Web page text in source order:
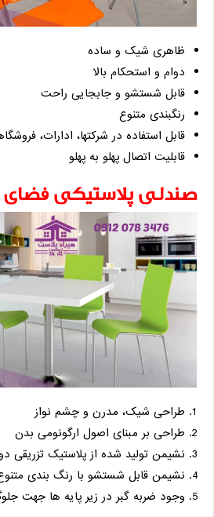
ظاهری شیک و ساده
دوام و استحکام بالا
قابل شستشو و جابجایی راحت
رنگبندی متنوع
قابل استفاده در شرکتها، ادارات،
قابلیت اتصال پهلو به پهلو
صندلی پلاستیکی
طراحی شیک، مدرن و چشم نواز
طراحی بر مبنای اصول ارگونومی بدن
نشیمن تولید شده از پلاستیک تزریقی
نشیمن قابل شستشو با رنگ بندی
وجود ضربه گبر در زیر پایه ها جهت